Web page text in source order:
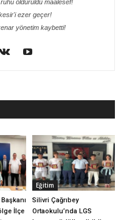
öldürüldü maalesef!
ezer geçer!
yönetim kaybetti!
İlçe
Eğitim
Silivri Çağrıbey
Ortaokulu’nda LGS